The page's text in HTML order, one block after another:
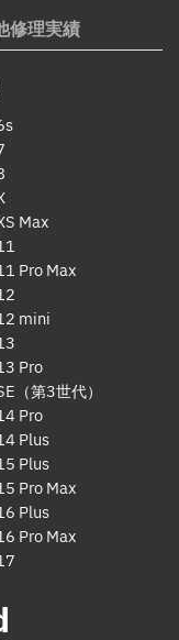
修理実績
Max
Pro Max
mini
Pro
（第3世代）
Pro
Plus
Plus
Pro Max
Plus
Pro Max